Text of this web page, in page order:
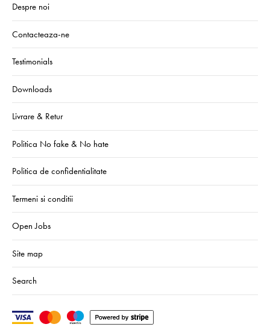
Despre noi
Contacteaza-ne
Testimonials
Downloads
Livrare & Retur
Politica No fake & No hate
Politica de confidentialitate
Termeni si conditii
Open Jobs
Site map
Search